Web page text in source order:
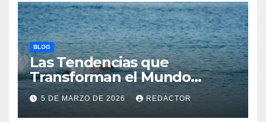
BLOG
Las Tendencias que
Transforman el Mundo
Atlético
5 DE MARZO DE 2026 REDACTOR